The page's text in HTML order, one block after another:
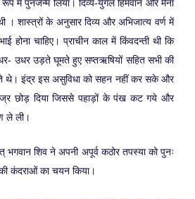
में पुनर्जन्म लिया। दिव्य-युगल हिमवान और मैना
। शास्त्रों के अनुसार दिव्य और अभिजात्य वर्ण में
होना चाहिए। प्राचीन काल में किंवदन्ती थी कि
उधर उड़ते घूमते हुए सप्तऋषियों सहित सभी की
थे। इंद्र इस असुविधा को सहन नहीं कर सके और
छोड़ दिया जिससे पहाड़ों के पंख कट गये और
ले ली।
शिव ने अपनी अपूर्व कठोर तपस्या को पुनः
कंदराओं का चयन किया।